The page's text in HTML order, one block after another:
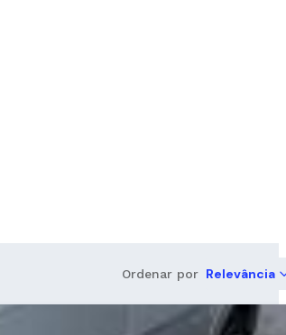
Ordenar por Relevância